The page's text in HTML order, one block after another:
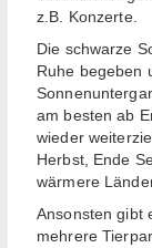
z.B. Konzerte.
Die schwarze
Ruhe begeben
am besten ab
wieder
Herbst, Ende
wärmere
Ansonsten gibt
mehrere